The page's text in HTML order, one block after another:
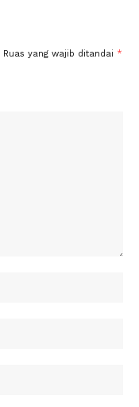
Ruas yang wajib ditandai *